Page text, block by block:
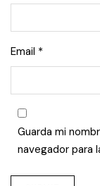
Email *
Guarda mi
navegador para